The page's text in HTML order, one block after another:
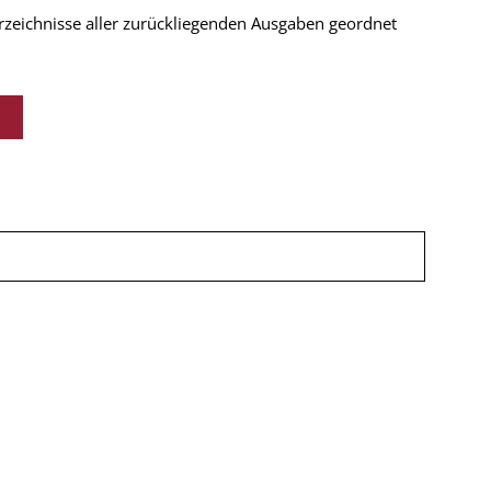
aller zurückliegenden Ausgaben geordnet